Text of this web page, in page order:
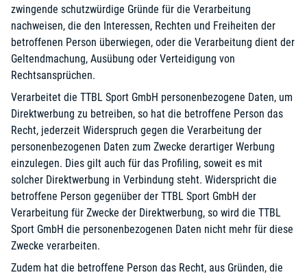
zwingende schutzwürdige Gründe für die Verarbeitung
nachweisen, die den Interessen, Rechten und Freiheiten der
betroffenen Person überwiegen, oder die Verarbeitung dient der
Geltendmachung, Ausübung oder Verteidigung von
Rechtsansprüchen.
Verarbeitet die TTBL Sport GmbH personenbezogene Daten, um
Direktwerbung zu betreiben, so hat die betroffene Person das
Recht, jederzeit Widerspruch gegen die Verarbeitung der
personenbezogenen Daten zum Zwecke derartiger Werbung
einzulegen. Dies gilt auch für das Profiling, soweit es mit
solcher Direktwerbung in Verbindung steht. Widerspricht die
betroffene Person gegenüber der TTBL Sport GmbH der
Verarbeitung für Zwecke der Direktwerbung, so wird die TTBL
Sport GmbH die personenbezogenen Daten nicht mehr für diese
Zwecke verarbeiten.
Zudem hat die betroffene Person das Recht, aus Gründen, die